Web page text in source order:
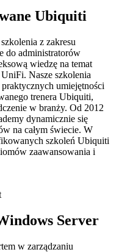
Ubiquiti
z zakresu
do administratorów
wiedzę na temat
Nasze szkolenia
umiejętności
trenera Ubiquiti,
w branży. Od 2012
dynamicznie się
na całym świecie. W
szkoleń Ubiquiti
zaawansowania i
Server
w zarządzaniu